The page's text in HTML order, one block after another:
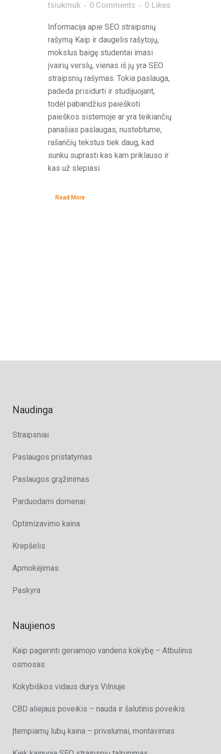
tsiukmuk
0 Comments 0 Likes
Informacija apie SEO straipsnių
rašymą Kaip ir daugelis rašytojų,
mokslus baigę studentai imasi
įvairių verslų, vienas iš jų yra SEO
straipsnių rašymas. Tokia paslauga,
padeda prisidurti ir studijuojant,
todėl pabandžius paieškoti
paieškos sistemoje ar yra teikiančių
panašias paslaugas, nustebtume,
rašančių tekstus tiek daug, kad
sunku suprasti kas kam priklauso ir
kas už slepiasi.
Read More
Naudinga
Straipsniai
Paslaugos pristatymas
Paslaugos grąžinimas
Parduodami domenai
Optimizavimo kaina
Krepšelis
Apmokėjimas
Paskyra
Naujienos
Kaip pagerinti geriamojo vandens kokybę – Atbulinis
osmosas
Kokybiškos vidaus durys Vilniuje
CBD aliejaus poveikis – nauda ir šalutinis poveikis
Įtempiamų lubų kaina – privalumai, montavimas